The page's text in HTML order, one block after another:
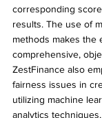
corresponding
results. The use of
methods makes the
comprehensive,
ZestFinance also
fairness issues in
utilizing machine
analytics